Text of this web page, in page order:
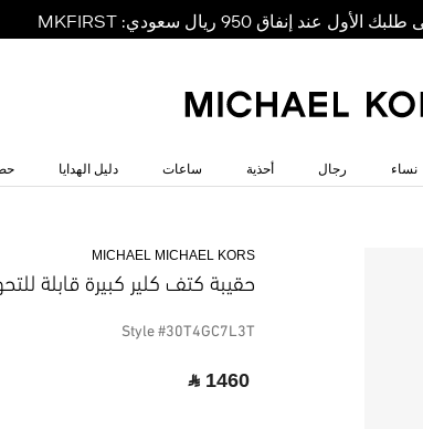
نساء رجال أحذية ساعات دليل الهدايا
MICHAEL MICHAEL KORS
حقيبة كتف كلير كبيرة قابلة
Style #30T4GC7L3T
‎ ⃁ 1460 ‎